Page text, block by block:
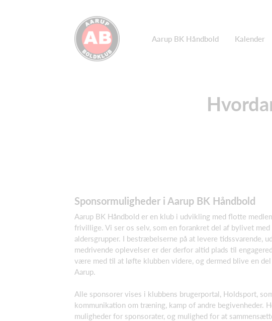
Aarup BK Håndbold Kalender
Sponsormuligheder i Aarup BK Håndbold
Aarup BK Håndbold er en klub i udvikling med flotte
frivillige. Vi ser os selv, som en forankret del af bylivet
aldersgrupper. I bestræbelserne på at levere tidssvarende,
medrivende oplevelser er der derfor altid plads til
være med til at løfte klubben videre, og dermed blive en
Aarup.
Alle sponsorer vises i klubbens brugerportal, Holdsport,
kommunikation om træning, kamp of andre begivenheder.
muligheder for sponsorater, og mulighed for at